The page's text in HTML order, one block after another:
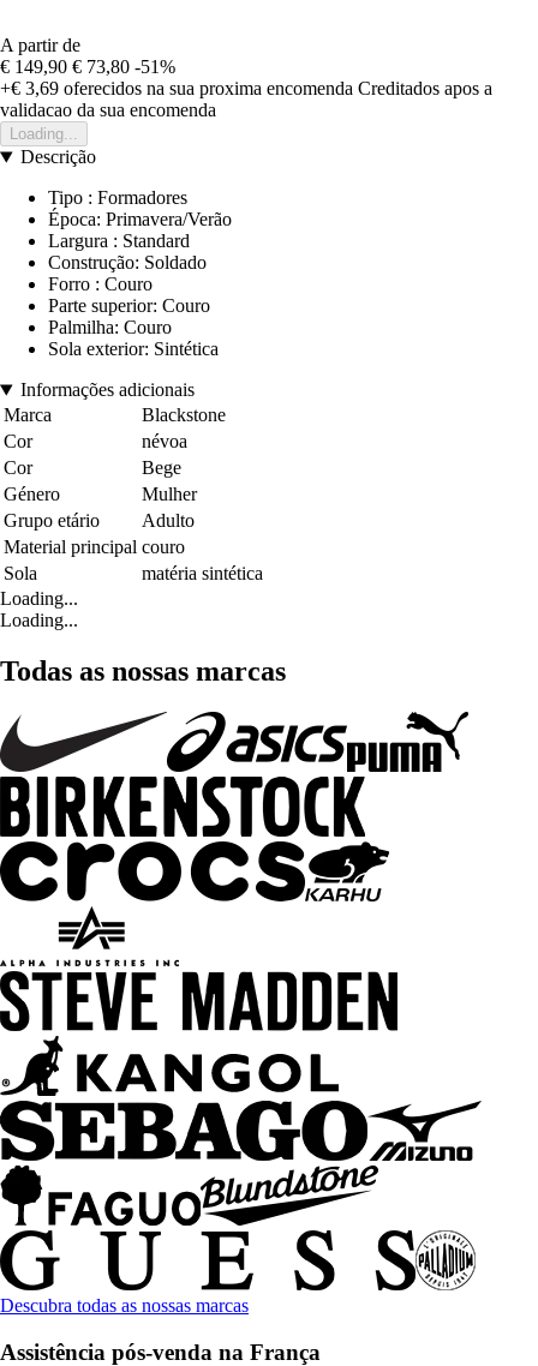
A partir de
€ 149,90 € 73,80 -51%
+€ 3,69 oferecidos na sua proxima encomenda Creditados apos a
validacao da sua encomenda
Loading...
Descrição
Tipo : Formadores
Época: Primavera/Verão
Largura : Standard
Construção: Soldado
Forro : Couro
Parte superior: Couro
Palmilha: Couro
Sola exterior: Sintética
Informações adicionais
Marca
Blackstone
Cor
névoa
Cor
Bege
Género
Mulher
Grupo etário
Adulto
Material principal couro
Sola
matéria sintética
Loading...
Loading...
Todas as nossas marcas
Descubra todas as nossas marcas
Assistência pós-venda na França